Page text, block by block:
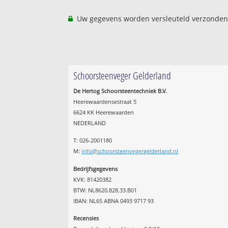
Uw gegevens worden versleuteld
Schoorsteenveger Gelderland
De Hertog Schoorsteentechniek B.V.
Heerewaardensestraat 5
6624 KK Heerewaarden
NEDERLAND
T: 026-2001180
M: info@schoorsteenvegergelderland.nl
Bedrijfsgegevens
KVK: 81420382
BTW: NL8620.828.33.B01
IBAN: NL65 ABNA 0493 9717 93
Recensies